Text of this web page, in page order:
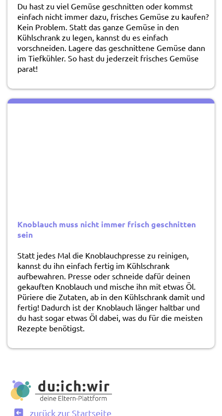
Du hast zu viel Gemüse geschnitten oder kommst
einfach nicht immer dazu, frisches Gemüse zu kaufen?
Kein Problem. Statt das ganze Gemüse in den
Kühlschrank zu legen, kannst du es einfach
vorschneiden. Lagere das geschnittene Gemüse dann
im Tiefkühler. So hast du jederzeit frisches Gemüse
parat!
Knoblauch muss nicht immer frisch geschnitten
sein
Statt jedes Mal die Knoblauchpresse zu reinigen,
kannst du ihn einfach fertig im Kühlschrank
aufbewahren. Presse oder schneide dafür deinen
gekauften Knoblauch und mische ihn mit etwas Öl.
Püriere die Zutaten, ab in den Kühlschrank damit und
fertig! Dadurch ist der Knoblauch länger haltbar und
du hast sogar etwas Öl dabei, was du für die meisten
Rezepte benötigst.
zurück zur Startseite